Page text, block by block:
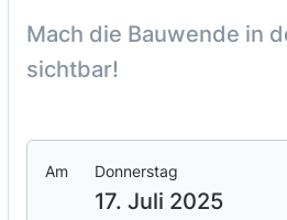
Mach die Bauwende in
sichtbar!
Am Donnerstag
17. Juli 2025